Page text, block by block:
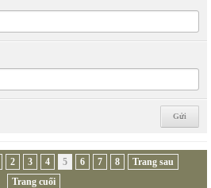
2 3 4 5 6 7 8
Trang sau
Trang cuối